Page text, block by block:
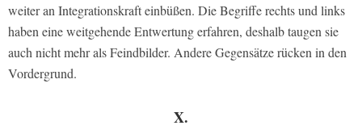
weiter an Integrationskraft einbüßen. Die Begriffe rechts und links
haben eine weitgehende Entwertung erfahren, deshalb taugen sie
auch nicht mehr als Feindbilder. Andere Gegensätze rücken in den
Vordergrund.
X.